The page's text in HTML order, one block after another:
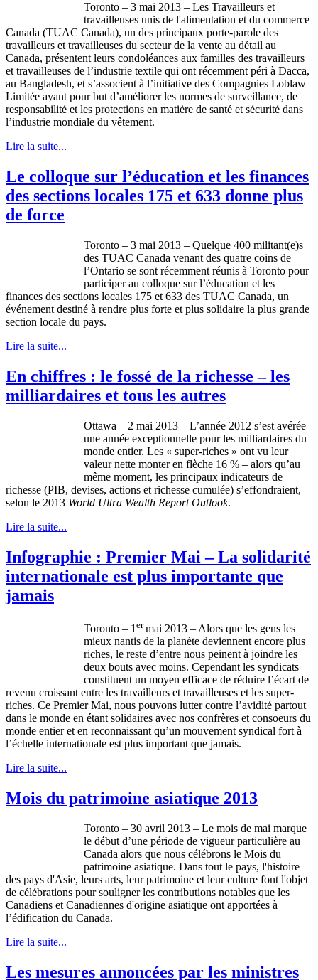
Toronto – 3 mai 2013 – Les Travailleurs et
travailleuses unis de l'alimentation et du commerce
Canada (TUAC Canada), un des principaux porte-parole des
travailleurs ettravailleuses du secteurde la vente au détail au
Canada, présentent leurs condoléances aux familles des travailleurs
ettravailleuses de l’industrie textile qui ont récemment péri à Dacca,
au Bangladesh, ets’associent à l’initiative des Compagnies Loblaw
Limitée ayantpour butd’améliorerles normes de surveillance, de
responsabilité et les protections en matière de santé etsécurité dans
l’industrie mondiale du vêtement.
Lire la suite...
Le colloque sur l’éducation et les finances
des sections locales 175 et 633 donne plus
de force
Toronto – 3 mai 2013 – Quelque 400 militant(e)s
des TUAC Canada venant des quatre coins de
l’Ontario se sont récemment réunis à Toronto pour
participerau colloque sur l’éducation et les
finances des sections locales 175 et 633 des TUAC Canada, un
événement destiné à rendre plus forte et plus solidaire la plus grande
section locale du pays.
Lire la suite...
En chiffres : le fossé de la richesse – les
milliardaires et tous les autres
Ottawa – 2 mai 2013 – L’année 2012 s’est avérée
une année exceptionnelle pour les milliardaires du
monde entier. Les « super-riches » ont vu leur
valeur nette monteren flèche 16 % – alors qu’au
même moment, les principaux indicateurs de
richesse (PIB, devises, actions et richesse cumulée) s’effondraient,
selon le 2013 World Ultra Wealth Report Outlook.
Lire la suite...
Infographie : Premier Mai – La solidarité
internationale est plus importante que
jamais
Toronto – 1 er mai 2013 – Alors que les gens les
mieux nantis de la planète deviennent encore plus
riches, le reste d’entre nous peinent à joindre les
deux bouts avec moins. Cependant les syndicats
constituent un moyen efficace de réduire l’écart de
revenu croissant entre les travailleurs et travailleuses et les super-
riches. Ce Premier Mai, nous pouvons lutter contre l’avidité partout
dans le monde en étant solidaires avec nos confrères et consoeurs du
monde entieret en reconnaissant qu’un mouvement syndical fort à
l’échelle internationale est plus important que jamais.
Lire la suite...
Mois du patrimoine asiatique 2013
Toronto – 30 avril 2013 – Le mois de mai marque
le début d’une période de vigueur particulière au
Canada alors que nous célébrons le Mois du
patrimoine asiatique. Dans tout le pays, l'histoire
des pays d'Asie, leurs arts, leur patrimoine et leurculture font l'objet
de célébrations poursoulignerles contributions notables que les
Canadiens et Canadiennes d'origine asiatique ont apportées à
l’édification du Canada.
Lire la suite...
Les mesures annoncées par les ministres